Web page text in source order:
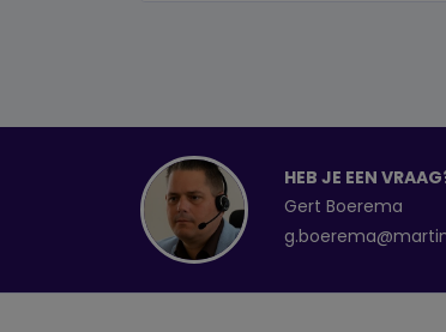
HEB JE EEN
Gert Boerema